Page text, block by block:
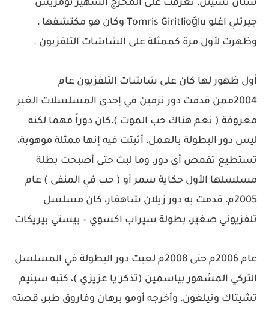
سنان تشيتن، تعرفت على المخرج الشهير تومريس
جيرتلي اغلو Tomris Giritlioğlu وكان هو مكتشفها ،
وظهرت لأول مرة كممثلة على الشاشات التلفزيون .
أول ظهور لها كان على شاشات التلفزيون عام
2004ممن قدمت دور نرمين في إحدى المسلسلات الغير
معروفة ( نعم هناك حب الموت )،كان دوراً مهما لكنه
ليس دور البطولة بالعمل، أثبتت فيه إنها ممثلة موهوبة،
تستطيع تقمص أي دور، وما لبث حتى أصبحت بطلة
مسلسلها الأول حكاية سمر أو ( حب في المنفى ) عام
2005م، قدمت به دور زيلان شاهفار، كان مسلسل
تلفزيوني صغير، بطولة سيراب اكسوي – بيستي بيريكات
عام 2006م حتى 2008م لعبت دور البطولة في المسلسل
التركي المشهور بياسمين (تذكر يا عزيزي )، كتبه سبنيم
تشيتاك ونيلغون، وأخرجه أومو برهان وفاروق طبر، قصته